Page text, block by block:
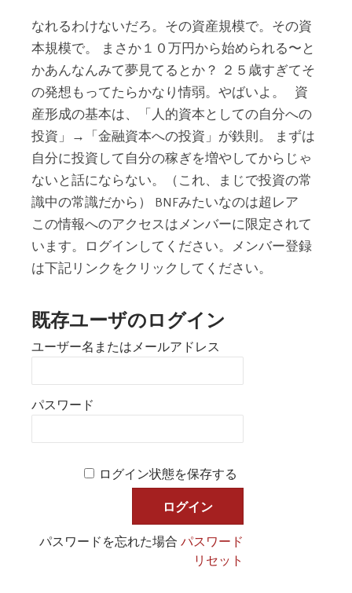
なれるわけないだろ。その資産規模で。その資
本規模で。 まさか１０万円から始められる〜と
かあんなんみて夢見てるとか？ ２５歳すぎてそ
の発想もってたらかなり情弱。やばいよ。 資
産形成の基本は、「人的資本としての自分への
投資」→「金融資本への投資」が鉄則。 まずは
自分に投資して自分の稼ぎを増やしてからじゃ
ないと話にならない。（これ、まじで投資の常
識中の常識だから） BNFみたいなのは超レア
この情報へのアクセスはメンバーに限定されて
います。ログインしてください。メンバー登録
は下記リンクをクリックしてください。
既存ユーザのログイン
ユーザー名またはメールアドレス
パスワード
ログイン状態を保存する
パスワードを忘れた場合パスワード
リセット